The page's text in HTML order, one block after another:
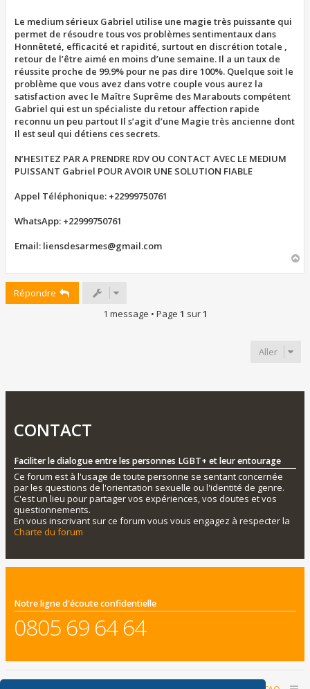
Le medium sérieux Gabriel utilise une magie très puissante qui
permet de résoudre tous vos problèmes sentimentaux dans
Honnêteté, efficacité et rapidité, surtout en discrétion totale ,
retour de l’être aimé en moins d’une semaine. Il a un taux de
réussite proche de 99.9% pour ne pas dire 100%. Quelque soit le
problème que vous avez dans votre couple vous aurez la
satisfaction avec le Maître Suprême des Marabouts compétent
Gabriel qui est un spécialiste du retour affection rapide
reconnu un peu partout Il s’agit d’une Magie très ancienne dont
Il est seul qui détiens ces secrets.
N’HESITEZ PAR A PRENDRE RDV OU CONTACT AVEC LE MEDIUM
PUISSANT Gabriel POUR AVOIR UNE SOLUTION FIABLE
Appel Téléphonique: +22999750761
WhatsApp: +22999750761
Email: liensdesarmes@gmail.com
Répondre
1 message • Page 1 sur1
Aller
CONTACT
Faciliter le dialogue entre les personnes LGBT+ et leur entourage
Ce forum est à l'usage de toute personne se sentant concernée
par les questions de l'orientation sexuelle ou l'identité de genre.
C'est un lieu pour partager vos expériences, vos doutes et vos
questionnements.
En vous inscrivant sur ce forum vous vous engagez à respecter la
Charte du forum
Notre ligne d'écoute confidentielle
0805 69 64 64